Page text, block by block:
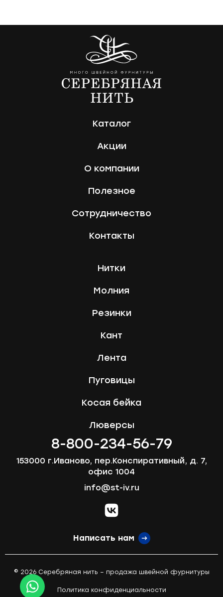
Каталог
Акции
О компании
Полезное
Сотрудничество
Контакты
Нитки
Молния
Резинки
Кант
Лента
Пуговицы
Косая бейка
Люверсы
8-800-234-56-79
153000 г.Иваново, пер.Конспиративный, д. 7,
офис 1004
info@st-iv.ru
vk.com
Написать нам
© 2026 Серебряная нить – продажа швейной фурнитуры
Политика конфиденциальности